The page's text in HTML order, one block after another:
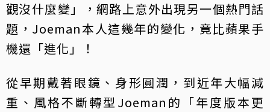
觀沒什麼變」，網路上意外出現另一個熱門話
題，Joeman本人這幾年的變化，竟比蘋果手
機還「進化」！
從早期戴著眼鏡、身形圓潤，到近年大幅減
重、風格不斷轉型Joeman的「年度版本更